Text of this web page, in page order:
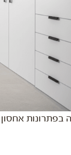
בפתרונות